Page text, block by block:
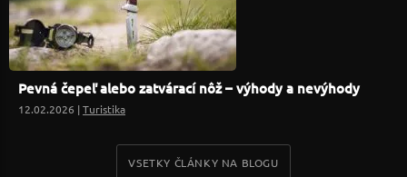
Pevná čepeľ alebo zatvárací nôž – výhody a nevýhody
12.02.2026 |Turistika
VSETKY ČLÁNKY NA BLOGU